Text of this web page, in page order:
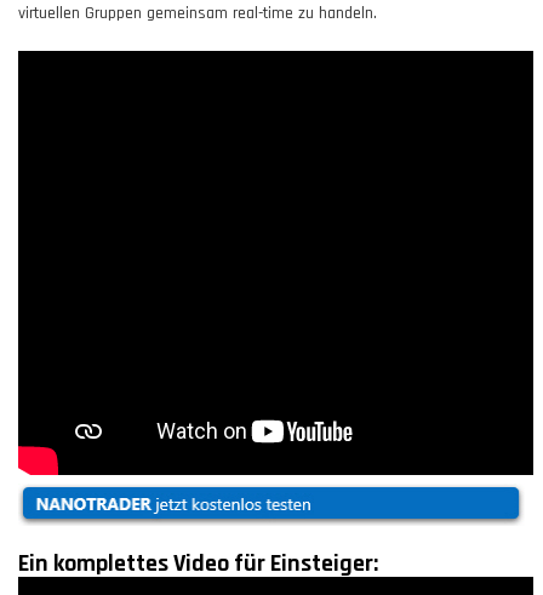
virtuellen Gruppen gemeinsam real-time zu handeln.
Ein komplettes Video für Einsteiger: